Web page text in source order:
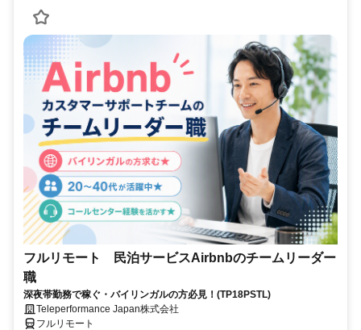
フルリモート 民泊サービスAirbnbのチームリーダー
職
深夜帯勤務で稼ぐ・バイリンガルの方必見！(TP18PSTL)
Teleperformance Japan株式会社
フルリモート